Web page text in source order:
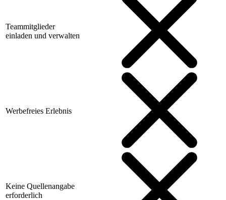
Teammitglieder
einladen und verwalten
Werbefreies Erlebnis
Keine Quellenangabe
erforderlich